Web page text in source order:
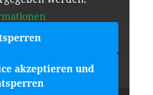
akzeptieren und